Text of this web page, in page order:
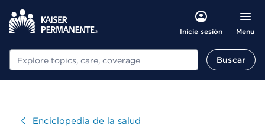
Inicie sesión Menu
Buscar Buscar
Visitar
Enciclopedia de la salud